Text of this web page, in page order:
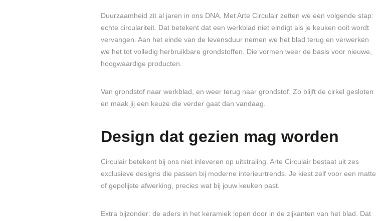
Duurzaamheid zit al jaren in ons DNA. Met Arte Circulair zetten we een volgende stap:
echte circulariteit. Dat betekent dat een werkblad niet eindigt als je keuken ooit wordt
vervangen. Aan het einde van de levensduur nemen we het blad terug en verwerken
we het tot volledig herbruikbare grondstoffen. Die vormen weer de basis voor nieuwe,
hoogwaardige producten.
Van grondstof naar werkblad, en weer terug naar grondstof. Zo blijft de cirkel gesloten
en maak jij een keuze die verder gaat dan vandaag.
Design dat gezien mag worden
Circulair betekent bij ons niet inleveren op uitstraling. Arte Circulair bestaat uit zes
exclusieve designs die passen bij moderne interieurtrends. Je kiest zelf voor een matte
of gepolijste afwerking, precies wat bij jouw keuken past.
Extra bijzonder: de aders in het keramiek lopen door in de zijkanten van het blad. Dat